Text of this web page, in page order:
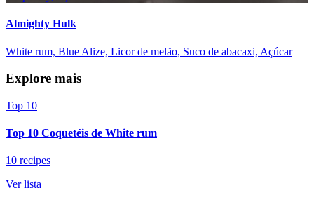
Almighty Hulk
White rum, Blue Alize, Licor de melão, Suco de abacaxi, Açúcar
Explore mais
Top 10
Top 10 Coquetéis de White rum
10 recipes
Ver lista